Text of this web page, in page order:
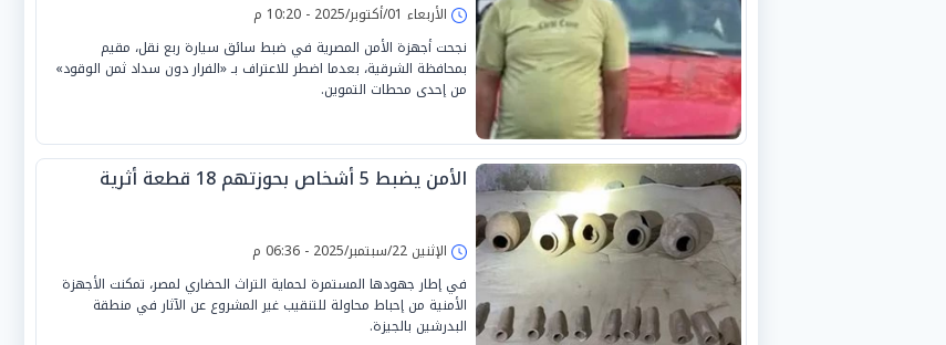
الأربعاء 01/أكتوبر/2025 - 10:20 م
نجحت أجهزة الأمن المصرية في ضبط سائق سيارة ربع نقل، مقيم
بمحافظة الشرقية، بعدما اضطر للاعتراف بـ «الفرار دون سداد ثمن الوقود»
من إحدى محطات التموين.
الأمن يضبط 5 أشخاص بحوزتهم 18 قطعة أثرية
الإثنين 22/سبتمبر/2025 - 06:36 م
في إطار جهودها المستمرة لحماية التراث الحضاري لمصر، تمكنت الأجهزة
الأمنية من إحباط محاولة للتنقيب غير المشروع عن الآثار في منطقة
البدرشين بالجيزة.